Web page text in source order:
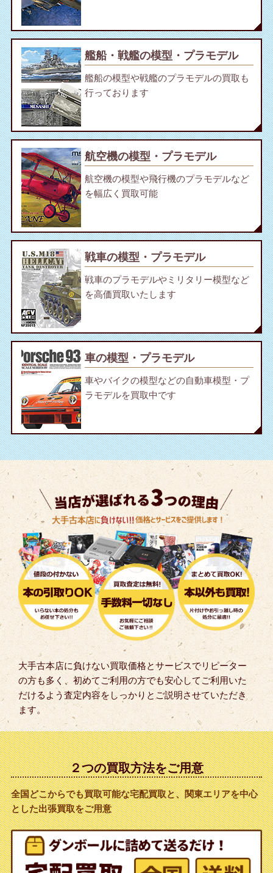
艦船・戦艦の模型・プラモデル
艦船の模型や戦艦のプラモデルの買取も
行っております
航空機の模型・プラモデル
航空機の模型や飛行機のプラモデルなど
を幅広く買取可能
戦車の模型・プラモデル
戦車のプラモデルやミリタリー模型など
を高価買取いたします
車の模型・プラモデル
車やバイクの模型などの自動車模型・プ
ラモデルを買取中です
大手古本店に負けない買取価格とサービスでリピーター
の方も多く、初めてご利用の方でも安心してご利用いた
だけるよう査定内容をしっかりとご説明させていただき
ます。
２つの買取方法をご用意
全国どこからでも買取可能な宅配買取と、関東エリアを中心
とした出張買取をご用意